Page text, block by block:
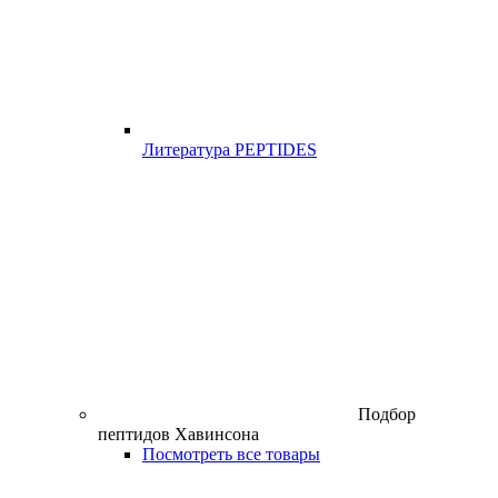
Литература PEPTIDES
Подбор
пептидов Хавинсона
Посмотреть все товары